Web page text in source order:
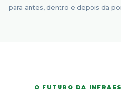
para antes, dentro e depois da
O FUTURO DA